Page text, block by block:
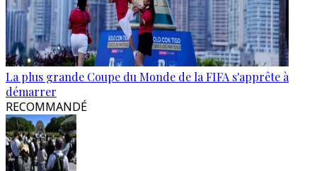
La plus grande Coupe du Monde de la FIFA s'apprête à
démarrer
RECOMMANDÉ